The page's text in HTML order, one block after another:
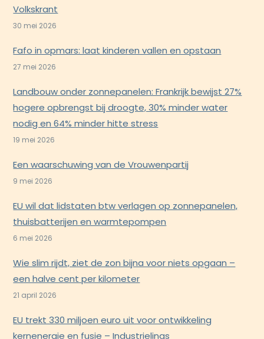
Volkskrant
30 mei 2026
Fafo in opmars: laat kinderen vallen en opstaan
27 mei 2026
Landbouw onder zonnepanelen: Frankrijk bewijst 27%
hogere opbrengst bij droogte, 30% minder water
nodig en 64% minder hitte stress
19 mei 2026
Een waarschuwing van de Vrouwenpartij
9 mei 2026
EU wil dat lidstaten btw verlagen op zonnepanelen,
thuisbatterijen en warmtepompen
6 mei 2026
Wie slim rijdt, ziet de zon bijna voor niets opgaan –
een halve cent per kilometer
21 april 2026
EU trekt 330 miljoen euro uit voor ontwikkeling
kernenergie en fusie – Industrielinqs